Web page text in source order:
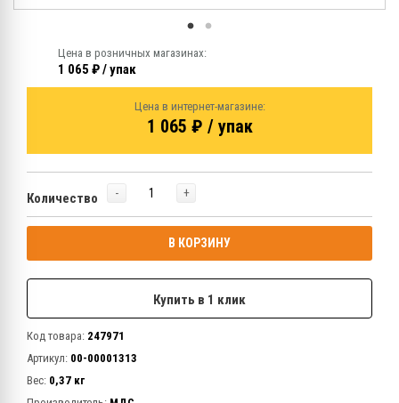
Цена в розничных магазинах:
1 065 ₽ / упак
Цена в интернет-магазине:
1 065 ₽ / упак
Количество - +
В КОРЗИНУ
Купить в 1 клик
Код товара: 247971
Артикул: 00-00001313
Вес: 0,37 кг